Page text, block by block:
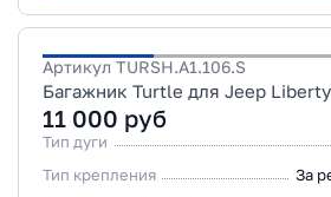
Артикул TURSH.A1.106.S
Багажник Turtle для Jeep
11 000 руб
Тип дуги
Тип крепления
За